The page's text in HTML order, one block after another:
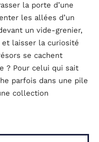
la porte d’une
les allées d’un
un vide-grenier,
et laisser la curiosité
se cachent
? Pour celui qui sait
parfois dans une pile
collection